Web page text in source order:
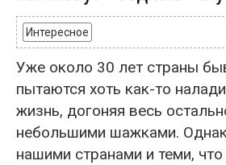
Интересное
Уже около 30 лет страны
пытаются хоть как-то
жизнь, догоняя весь
небольшими шажками.
нашими странами и теми,